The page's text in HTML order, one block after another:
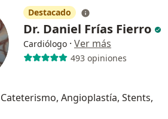
Destacado
Dr. Daniel Frías Fierro
Cardiólogo · Ver más
493 opiniones
Angioplastía, Stents,